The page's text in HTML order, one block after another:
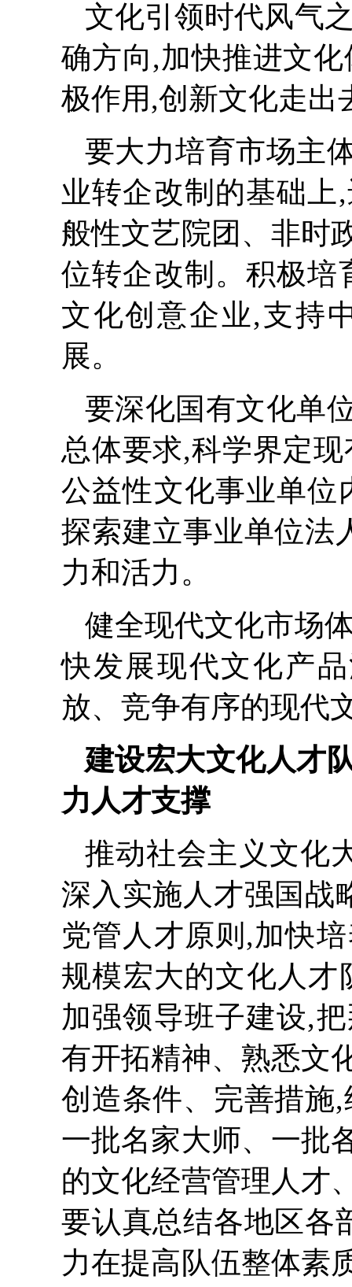
文化引领时代风气
确方向,加快推进文
极作用,创新文化走出
要大力培育市场主
业转企改制的基础上
般性文艺院团、非时
位转企改制。积极培
文化创意企业,支持
展。
要深化国有文化单
总体要求,科学界定
公益性文化事业单位
探索建立事业单位法
力和活力。
健全现代文化市场
快发展现代文化产
放、竞争有序的现代
建设宏大文化人才
力人才支撑
推动社会主义文化
深入实施人才强国战
党管人才原则,加快
规模宏大的文化人才
加强领导班子建设,
有开拓精神、熟悉文
创造条件、完善措施
一批名家大师、一批
的文化经营管理人才
要认真总结各地区各
力在提高队伍整体素